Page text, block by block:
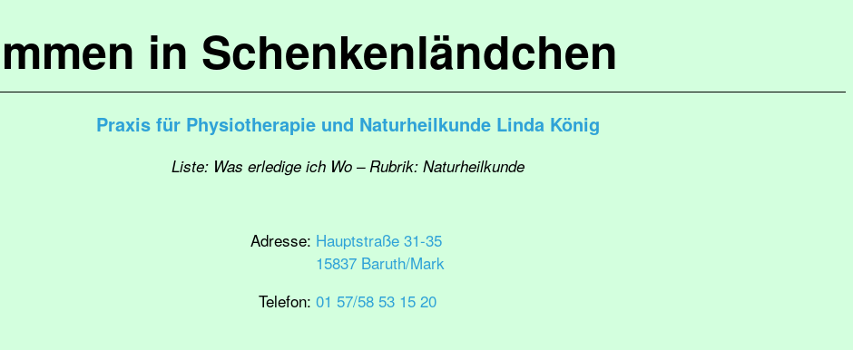
in Schenkenländchen
Praxis für Physiotherapie und Naturheilkunde Linda König
Liste: Was erledige ich Wo – Rubrik: Naturheilkunde
Adresse: Hauptstraße 31-35
15837 Baruth/Mark
Telefon: 01 57/58 53 15 20